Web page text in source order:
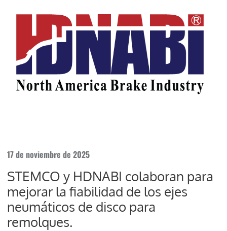
17 de noviembre de 2025
STEMCO y HDNABI colaboran para
mejorar la fiabilidad de los ejes
neumáticos de disco para
remolques.